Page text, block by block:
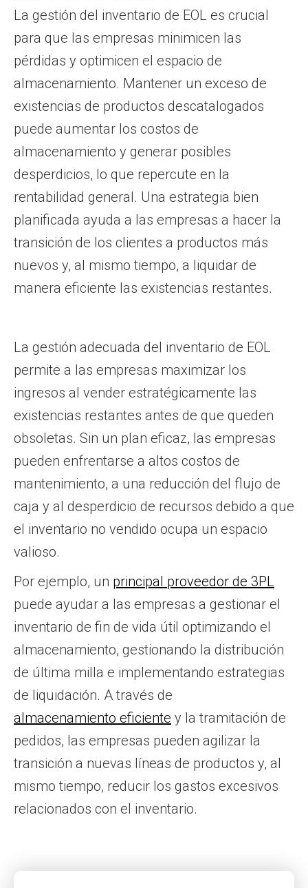
La gestión del inventario de EOL es crucial
para que las empresas minimicen las
pérdidas y optimicen el espacio de
almacenamiento. Mantener un exceso de
existencias de productos descatalogados
puede aumentar los costos de
almacenamiento y generar posibles
desperdicios, lo que repercute en la
rentabilidad general. Una estrategia bien
planificada ayuda a las empresas a hacer la
transición de los clientes a productos más
nuevos y, al mismo tiempo, a liquidar de
manera eficiente las existencias restantes.
La gestión adecuada del inventario de EOL
permite a las empresas maximizar los
ingresos al vender estratégicamente las
existencias restantes antes de que queden
obsoletas. Sin un plan eficaz, las empresas
pueden enfrentarse a altos costos de
mantenimiento, a una reducción del flujo de
caja y al desperdicio de recursos debido a que
el inventario no vendido ocupa un espacio
valioso.
Por ejemplo, un principal proveedor de 3PL
puede ayudar a las empresas a gestionar el
inventario de fin de vida útil optimizando el
almacenamiento, gestionando la distribución
de última milla e implementando estrategias
de liquidación. A través de
almacenamiento eficiente y la tramitación de
pedidos, las empresas pueden agilizar la
transición a nuevas líneas de productos y, al
mismo tiempo, reducir los gastos excesivos
relacionados con el inventario.